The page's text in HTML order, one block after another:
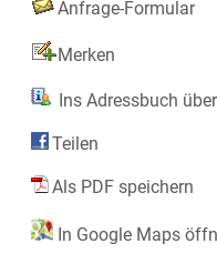
Anfrage-Formular
Merken
Ins Adressbuch
Teilen
Als PDF speichern
In Google Maps